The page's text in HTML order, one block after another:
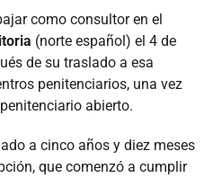
como consultor en el
(norte español) el 4 de
de su traslado a esa
penitenciarios, una vez
abierto.
a cinco años y diez meses
que comenzó a cumplir